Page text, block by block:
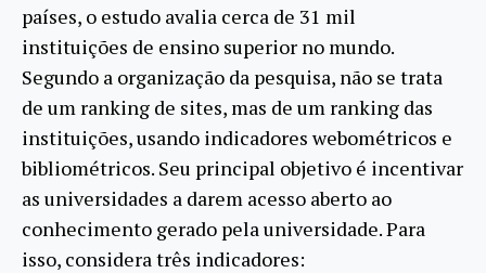
países, o estudo avalia cerca de 31 mil
instituições de ensino superior no mundo.
Segundo a organização da pesquisa, não se trata
de um ranking de sites, mas de um ranking das
instituições, usando indicadores webométricos e
bibliométricos. Seu principal objetivo é incentivar
as universidades a darem acesso aberto ao
conhecimento gerado pela universidade. Para
isso, considera três indicadores: